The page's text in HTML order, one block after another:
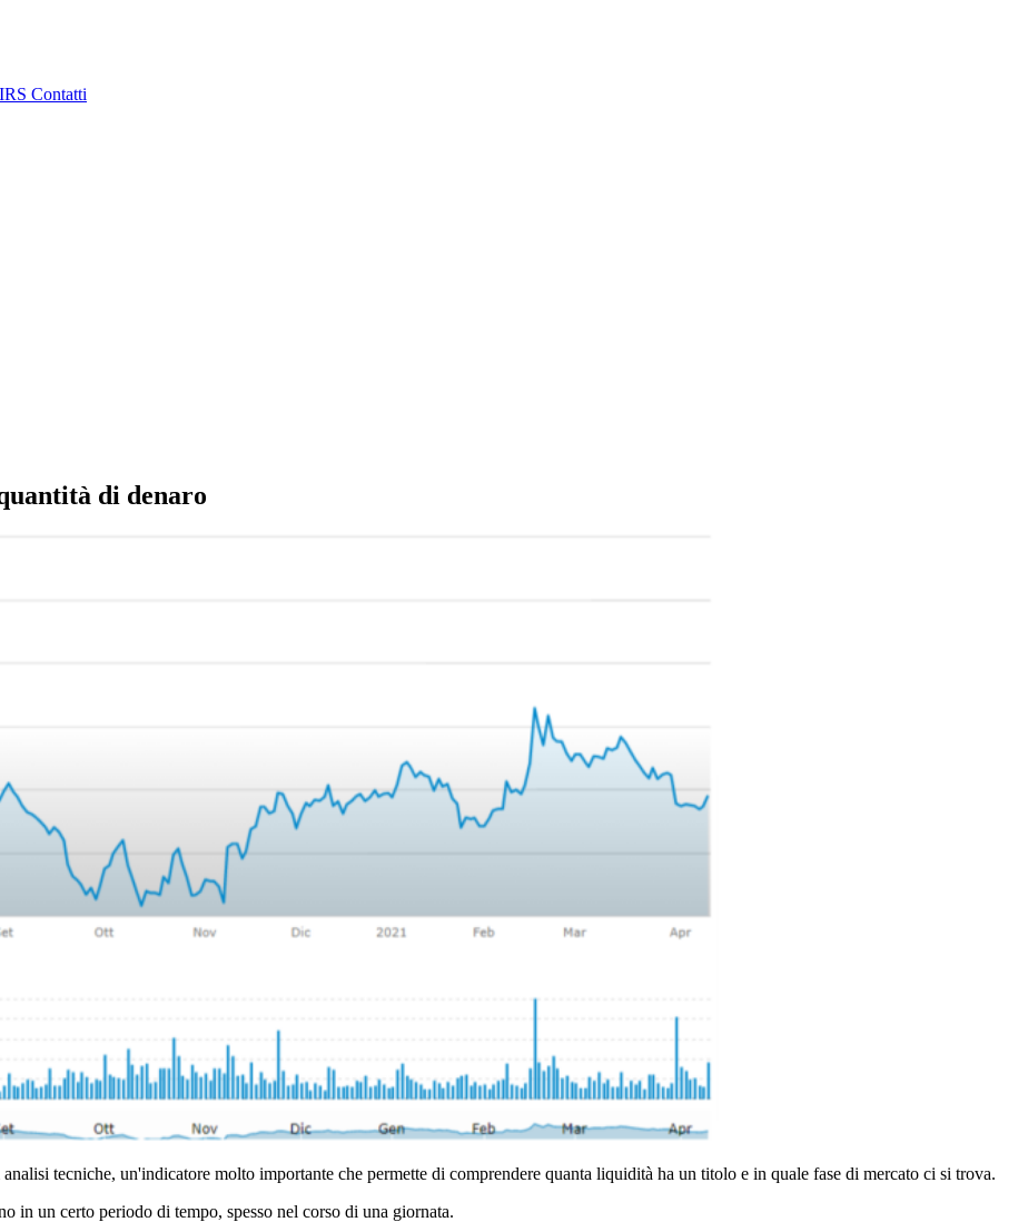
IRS Contatti
di denaro
tecniche, un'indicatore molto importante che permette di comprendere quanta liquidità ha un titolo e in quale fase di mercato ci si trova.
in un certo periodo di tempo, spesso nel corso di una giornata.